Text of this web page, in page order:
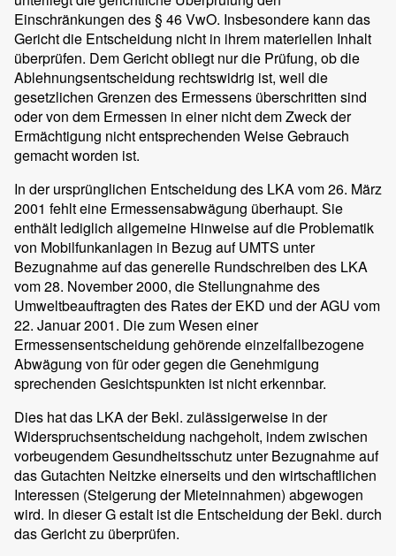
Einschränkungen des § 46 VwO. Insbesondere kann das
Gericht die Entscheidung nicht in ihrem materiellen Inhalt
überprüfen. Dem Gericht obliegt nur die Prüfung, ob die
Ablehnungsentscheidung rechtswidrig ist, weil die
gesetzlichen Grenzen des Ermessens überschritten sind
oder von dem Ermessen in einer nicht dem Zweck der
Ermächtigung nicht entsprechenden Weise Gebrauch
gemacht worden ist.
In der ursprünglichen Entscheidung des LKA vom 26. März
2001 fehlt eine Ermessensabwägung überhaupt. Sie
enthält lediglich allgemeine Hinweise auf die Problematik
von Mobilfunkanlagen in Bezug auf UMTS unter
Bezugnahme auf das generelle Rundschreiben des LKA
vom 28. November 2000, die Stellungnahme des
Umweltbeauftragten des Rates der EKD und der AGU vom
22. Januar 2001. Die zum Wesen einer
Ermessensentscheidung gehörende einzelfallbezogene
Abwägung von für oder gegen die Genehmigung
sprechenden Gesichtspunkten ist nicht erkennbar.
Dies hat das LKA der Bekl. zulässigerweise in der
Widerspruchsentscheidung nachgeholt, indem zwischen
vorbeugendem Gesundheitsschutz unter Bezugnahme auf
das Gutachten Neitzke einerseits und den wirtschaftlichen
Interessen (Steigerung der Mieteinnahmen) abgewogen
wird. In dieser G estalt ist die Entscheidung der Bekl. durch
das Gericht zu überprüfen.